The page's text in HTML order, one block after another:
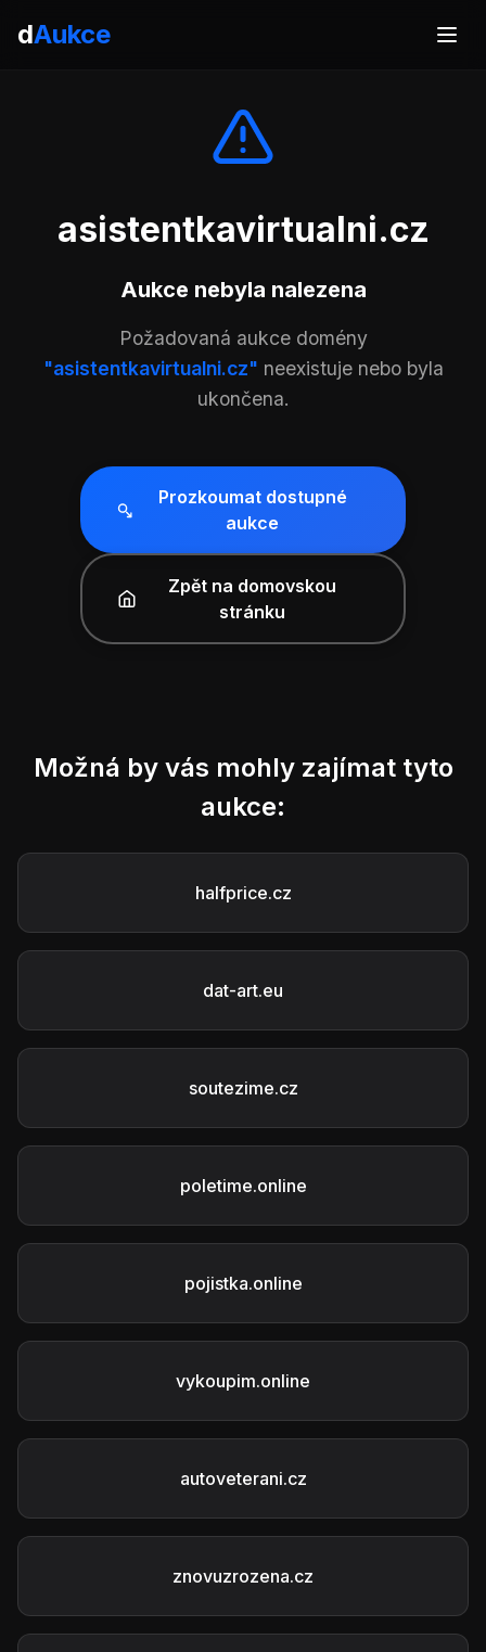
dAukce
asistentkavirtualni.cz
Aukce nebyla nalezena
Požadovaná aukce domény
"asistentkavirtualni.cz" neexistuje nebo byla
ukončena.
Prozkoumat dostupné
aukce
Zpět na domovskou
stránku
Možná by vás mohly zajímat tyto
aukce:
halfprice.cz
dat-art.eu
soutezime.cz
poletime.online
pojistka.online
vykoupim.online
autoveterani.cz
znovuzrozena.cz